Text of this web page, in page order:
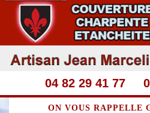
04 82 29 41 77
ON VOUS RAPPELLE